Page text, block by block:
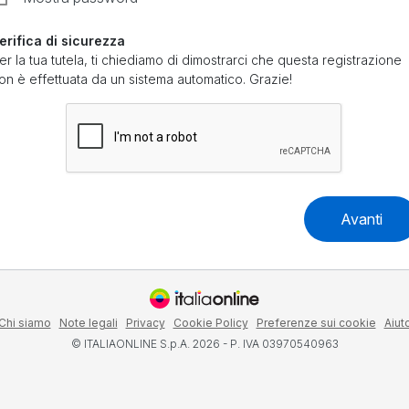
di sicurezza
la tua tutela, ti chiediamo di dimostrarci che questa registrazione
è effettuata da un sistema automatico. Grazie!
Avanti
Chi siamo Note legali Privacy Cookie Policy Preferenze sui cookie
© ITALIAONLINE S.p.A. 2026 - P. IVA 03970540963